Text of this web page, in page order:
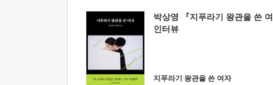
박상영 『지푸라기 왕관을 쓴 여
인터뷰
지푸라기 왕관을 쓴 여자